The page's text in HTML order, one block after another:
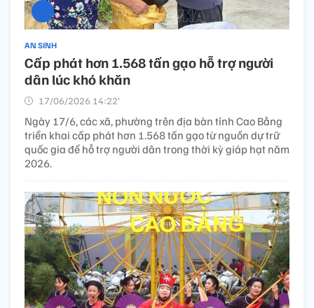
AN SINH
Cấp phát hơn 1.568 tấn gạo hỗ trợ người
dân lúc khó khăn
17/06/2026 14:22’
Ngày 17/6, các xã, phường trên địa bàn tỉnh Cao Bằng
triển khai cấp phát hơn 1.568 tấn gạo từ nguồn dự trữ
quốc gia để hỗ trợ người dân trong thời kỳ giáp hạt năm
2026.